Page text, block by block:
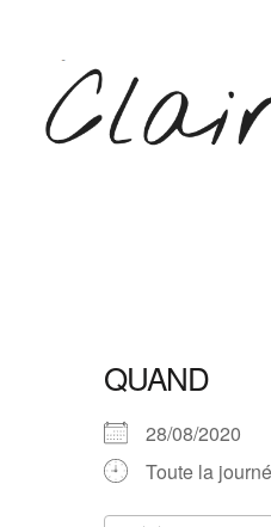
contenu
(Pressez
QUAND
28/08/2020
Toute la